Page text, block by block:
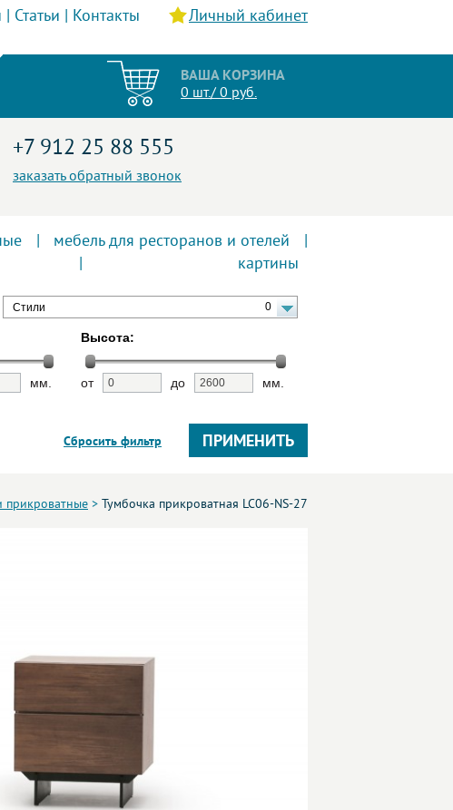
Статьи Контакты Личный кабинет
ВАША КОРЗИНА
0 шт./ 0 руб.
+7 912 25 88 555
заказать обратный звонок
мебель для ресторанов и отелей
картины
Стили 0
мм.
Высота:
от до мм.
ПРИМЕНИТЬ
Сбросить фильтр
прикроватные > Тумбочка прикроватная LC06-NS-27